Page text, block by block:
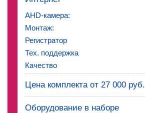
AHD-камера:
Монтаж:
Регистратор
Тех. поддержка
Качество
Цена комплекта от 27 000 руб.
Оборудование в наборе